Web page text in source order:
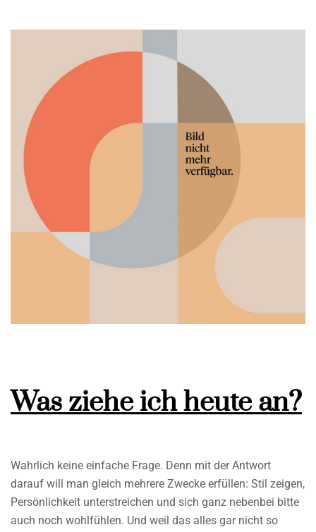
Was ziehe ich heute an?
Wahrlich keine einfache Frage. Denn mit der Antwort
darauf will man gleich mehrere Zwecke erfüllen: Stil zeigen,
Persönlichkeit unterstreichen und sich ganz nebenbei bitte
auch noch wohlfühlen. Und weil das alles gar nicht so